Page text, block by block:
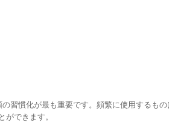
習慣化が最も重要です。頻繁に使用するも
できます。